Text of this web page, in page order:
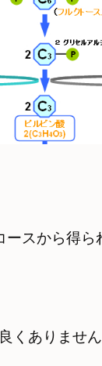
くありません